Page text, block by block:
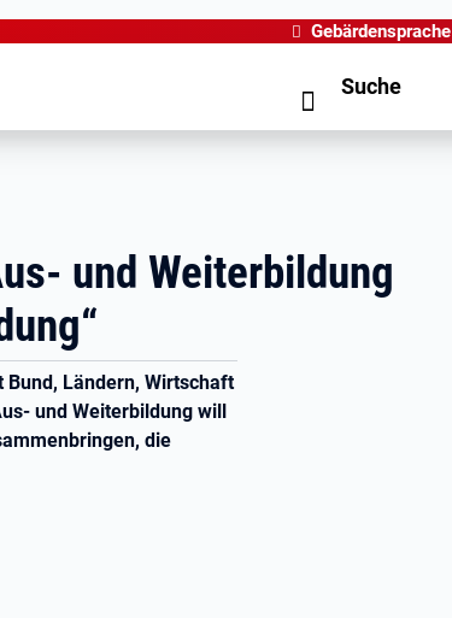
Gebärdensprache
Suche
und Weiterbildung
Ländern, Wirtschaft
und Weiterbildung will
die